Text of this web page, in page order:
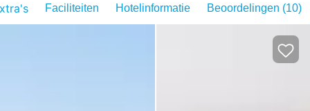
Faciliteiten Hotelinformatie Beoordelingen (10)